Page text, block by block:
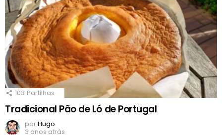
103 Partilhas
Tradicional Pão de Ló de Portugal
porHugo
3 anos atrás